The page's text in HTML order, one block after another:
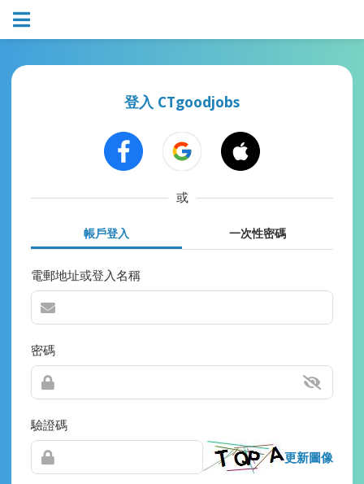
登入 CTgoodjobs
或
帳戶登入 一次性密碼
電郵地址或登入名稱
密碼
驗證碼
更新圖像